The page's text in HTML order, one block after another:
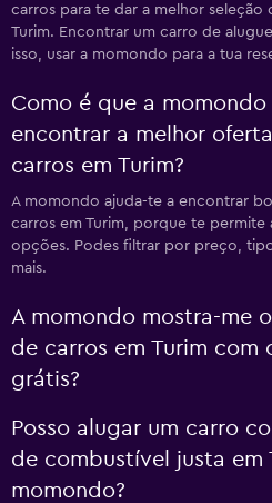
carros para te dar a melhor seleção
Turim. Encontrar um carro de
isso, usar a momondo para a tua
Como é que a momondo
encontrar a melhor
carros em Turim?
A momondo ajuda-te a encontrar
carros em Turim, porque te permite
opções. Podes filtrar por preço,
mais.
A momondo mostra-me
de carros em Turim com
grátis?
Posso alugar um carro
de combustível justa em
momondo?